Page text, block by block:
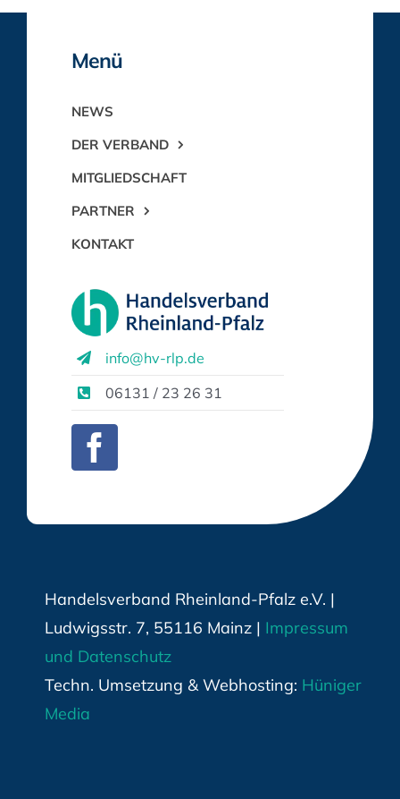
Menü
NEWS
DER VERBAND
MITGLIEDSCHAFT
PARTNER
KONTAKT
info@hv-rlp.de
06131 / 23 26 31
Handelsverband Rheinland-Pfalz e.V. |
Ludwigsstr. 7, 55116 Mainz | Impressum
und Datenschutz
Techn. Umsetzung & Webhosting: Hüniger
Media